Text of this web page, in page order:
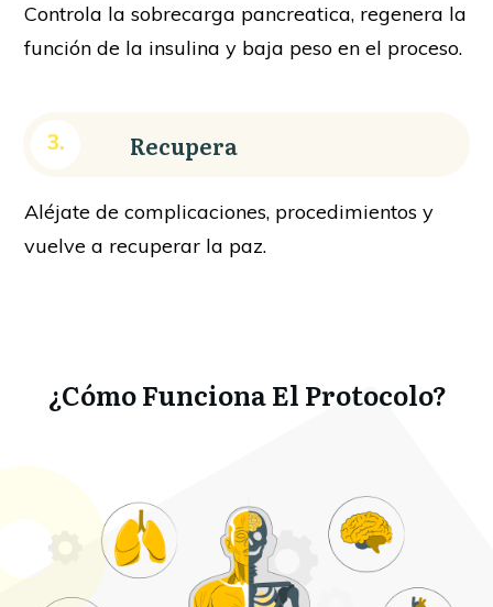
Controla la sobrecarga pancreatica, regenera la
función de la insulina y baja peso en el proceso.
3. Recupera
Aléjate de complicaciones, procedimientos y
vuelve a recuperar la paz.
¿Cómo Funciona El Protocolo?